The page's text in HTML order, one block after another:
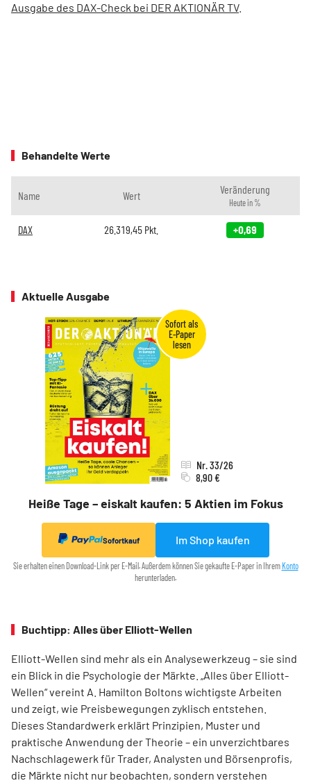
Ausgabe des DAX-Check bei DER AKTIONÄR TV.
Behandelte Werte
Name Wert Veränderung
Heute in %
DAX 26.319,45 Pkt. +0,69
Aktuelle Ausgabe
Heiße Tage – eiskalt kaufen: 5 Aktien im Fokus
Nr. 33/26
8,90 €
Sofortkauf Im Shop kaufen
Sie erhalten einen Download-Link per E-Mail. Außerdem können Sie gekaufte E-Paper in Ihrem Konto
herunterladen.
Buchtipp: Alles über Elliott-Wellen
Elliott-Wellen sind mehr als ein Analysewerkzeug – sie sind
ein Blick in die Psychologie der Märkte. „Alles über Elliott-
Wellen“ vereint A. Hamilton Boltons wichtigste Arbeiten
und zeigt, wie Preisbewegungen zyklisch entstehen.
Dieses Standardwerk erklärt Prinzipien, Muster und
praktische Anwendung der Theorie – ein unverzichtbares
Nachschlagewerk für Trader, Analysten und Börsenprofis,
die Märkte nicht nur beobachten, sondern verstehen